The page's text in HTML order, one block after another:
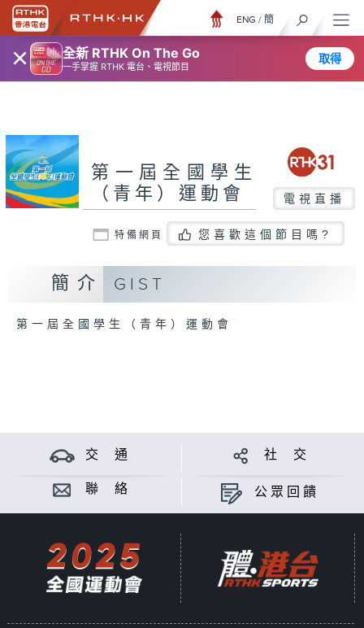
× 全新 RTHK On The Go
一手掌握 RTHK 電台、電視節目
取得
ENG / 簡
第一屆全國學生
（青年）運動會
電視直播
特備網頁 您喜歡這個節目嗎?
簡介 GIST
第一屆全國學生（青年）運動會
交 通 社 交
聯 絡 公眾回饋